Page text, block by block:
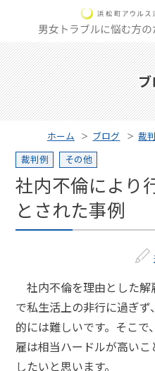
ブ
ホーム ブログ 裁
裁判例
その他
社内不倫により
とされた事例
社内不倫を理由とした解
で私生活上の非行に過ぎ
的には難しいです。そこ
雇は相当ハードルが高い
したいと思います。